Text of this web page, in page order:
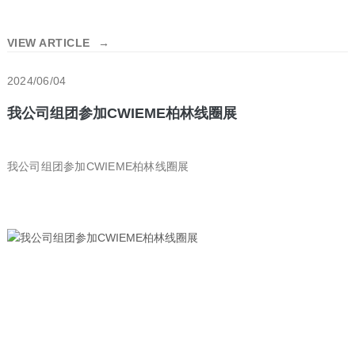
VIEW ARTICLE →
2024/06/04
我公司组团参加CWIEME柏林线圈展
我公司组团参加CWIEME柏林线圈展